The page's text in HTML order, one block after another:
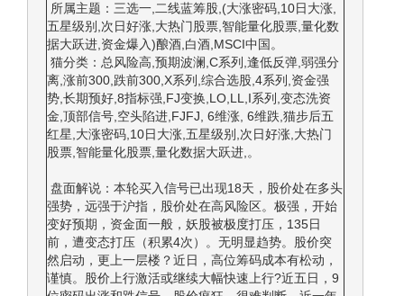
所属主题：三选一,二线蓝筹股,(大涨密码,10日大涨,
五星级别,次日好涨,大热门股票,智能量化股票,量化数
据大跃进,资金爆入)酿酒,白酒,MSCI中国。
猫分类：总风险高,预期波澜,C系列,逢低反弹,弱强分
离,涨前300,跌前300,X系列,综合选股,4系列,资金强
势,长期预好,8指标强,FJ变换,LO,LL,I系列,变态洗资
金,顶部信号,空头陷进,FJFJ, 6维涨, 6维跌,猫步后五
红星,大涨密码,10日大涨,五星级别,次日好涨,大热门
股票,智能量化股票,量化数据大跃进,。
盘面解说：本轮买入信号已出现18天，股价处在多头
强势，远强于沪指，股价处在高风险区。极强，开始
变好预期，资金面一般，妖股被极度打压，135日
前，遭变态打压（积累4次）。无明显趋势。股价突
然启动，更上一层楼？近日，高位筹码成本有松动，
谨慎。股价上行激活或继续大幅快速上行?近五日，9